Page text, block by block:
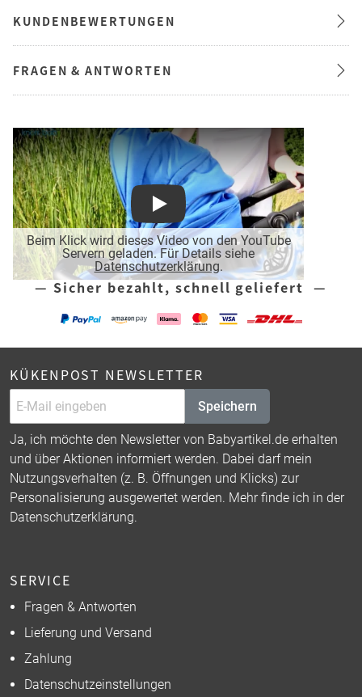
KUNDENBEWERTUNGEN
FRAGEN & ANTWORTEN
Beim Klick wird dieses Video von den YouTube
Servern geladen. Für Details siehe
Datenschutzerklärung.
Play
— Sicher bezahlt, schnell geliefert —
KÜKENPOST NEWSLETTER
Speichern
Ja, ich möchte den Newsletter von Babyartikel.de erhalten
und über Aktionen informiert werden. Dabei darf mein
Nutzungsverhalten (z. B. Öffnungen und Klicks) zur
Personalisierung ausgewertet werden. Mehr finde ich in der
Datenschutzerklärung.
SERVICE
Fragen & Antworten
Lieferung und Versand
Zahlung
Datenschutzeinstellungen